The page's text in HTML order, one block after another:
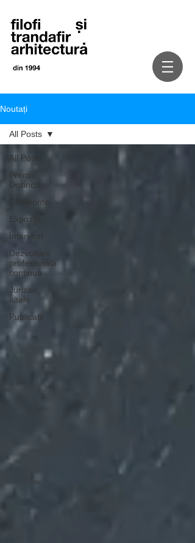
Noutați
All Posts
Premii,
Distinctii
Conferinte
Expozitii
Interviuri
Dezvoltare
profesionala
continua
Jurizari,
altele
Publicatii
All Posts